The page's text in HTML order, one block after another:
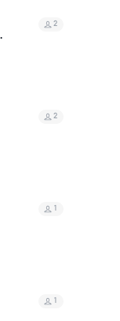
2
2
1
1